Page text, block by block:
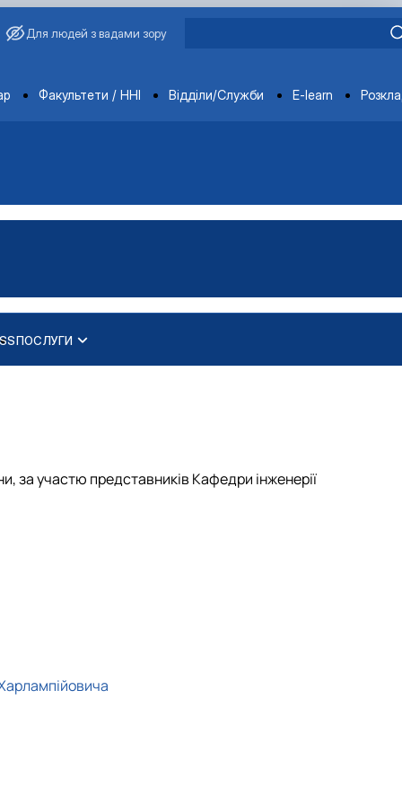
Для людей з вадами зору
Факультети / ННІ Відділи/Служби E-learn
ПОСЛУГИ
за участю представників Кафедри інженерії